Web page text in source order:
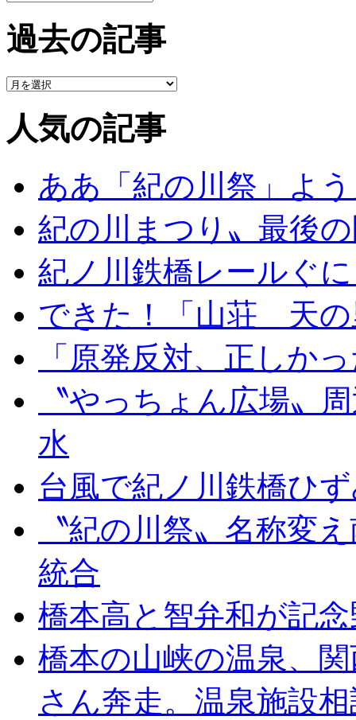
過去の記事
人気の記事
ああ「紀の川祭」よ
紀の川まつり〟最後
紀ノ川鉄橋レールぐ
できた！「山荘 天の
「原発反対、正しか
〝やっちょん広場〟
水
台風で紀ノ川鉄橋ひ
〝紀の川祭〟名称変
統合
橋本高と智弁和が記
橋本の山峡の温泉、
さん奔走。温泉施設